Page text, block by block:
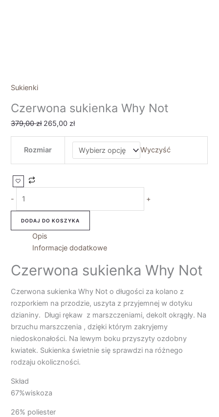
Sukienki
Czerwona sukienka Why Not
379,00zł 265,00zł
Rozmiar Wyczyść
- +
DODAJ DO KOSZYKA
Opis
Informacje dodatkowe
Czerwona sukienka Why Not
Czerwona sukienka Why Not o długości za kolano z
rozporkiem na przodzie, uszyta z przyjemnej w dotyku
dzianiny. Długi rękaw z marszczeniami, dekolt okrągły. Na
brzuchu marszczenia , dzięki którym zakryjemy
niedoskonałości. Na lewym boku przyszyty ozdobny
kwiatek. Sukienka świetnie się sprawdzi na różnego
rodzaju okoliczności.
Skład
67%wiskoza
26% poliester